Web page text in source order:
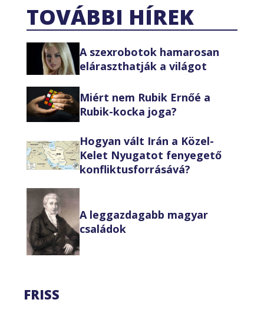
TOVÁBBI HÍREK
A szexrobotok hamarosan
eláraszthatják a világot
Miért nem Rubik Ernőé a
Rubik-kocka joga?
Hogyan vált Irán a Közel-
Kelet Nyugatot fenyegető
konfliktusforrásává?
A leggazdagabb magyar
családok
FRISS